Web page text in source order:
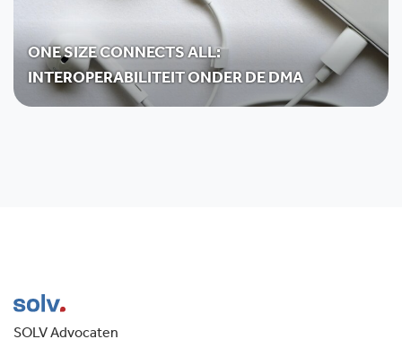
ONE SIZE CONNECTS ALL:
INTEROPERABILITEIT ONDER DE DMA
SOLV Advocaten